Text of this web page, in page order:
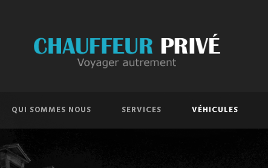
QUI SOMMES NOUS SERVICES VÉHICULES